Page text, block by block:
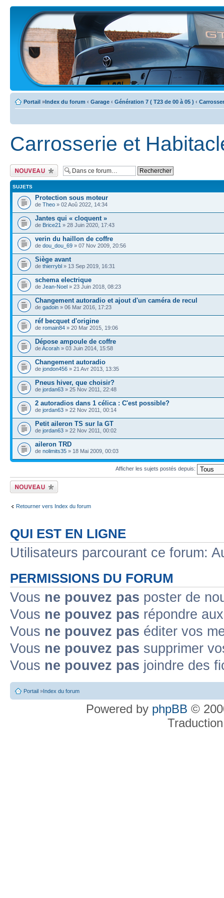
Portail »Index du forum ‹ Garage ‹ Génération 7 ( T23 de 00 à 05 ) ‹
Carrosserie et
Ecrire un nouveau
sujet
SUJETS
Protection sous moteur
de Theo » 02 Aoû 2022, 14:34
Jantes qui « cloquent »
de Brice21 » 28 Juin 2020, 17:43
verin du haillon de coffre
de dou_dou_69 » 07 Nov 2009, 20:56
Siège avant
de thierrybl » 13 Sep 2019, 16:31
schema electrique
de Jean-Noel » 23 Juin 2018, 08:23
Changement autoradio et ajout d'un caméra de recul
de gadoin » 06 Mar 2016, 17:23
réf becquet d'origine
de romain84 » 20 Mar 2015, 19:06
Dépose ampoule de coffre
deAcorah » 03 Juin 2014, 15:58
Changement autoradio
de jondon456 » 21 Avr 2013, 13:35
Pneus hiver, que choisir?
de jordan63 » 25 Nov 2011, 22:48
2 autoradios dans 1 célica : C'est possible?
de jordan63 » 22 Nov 2011, 00:14
Petit aileron TS sur la GT
de jordan63 » 22 Nov 2011, 00:02
aileron TRD
de nolimits35 » 18 Mai 2009, 00:03
Afficher les sujets postés depuis:
Ecrire un nouveau
sujet
Retourner vers Index du forum
QUI EST EN LIGNE
Utilisateurs parcourant ce forum:
PERMISSIONS DU FORUM
Vous ne pouvez pas poster de
Vous ne pouvez pas répondre
Vous ne pouvez pas éditer vos
Vous ne pouvez pas supprimer
Vous ne pouvez pas joindre des
Portail »Index du forum
Powered by phpBB ©